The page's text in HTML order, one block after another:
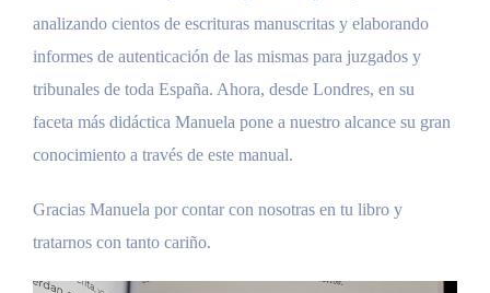
analizando cientos de escrituras manuscritas y elaborando
informes de autenticación de las mismas para juzgados y
tribunales de toda España. Ahora, desde Londres, en su
faceta más didáctica Manuela pone a nuestro alcance su gran
conocimiento a través de este manual.
Gracias Manuela por contar con nosotras en tu libro y
tratarnos con tanto cariño.